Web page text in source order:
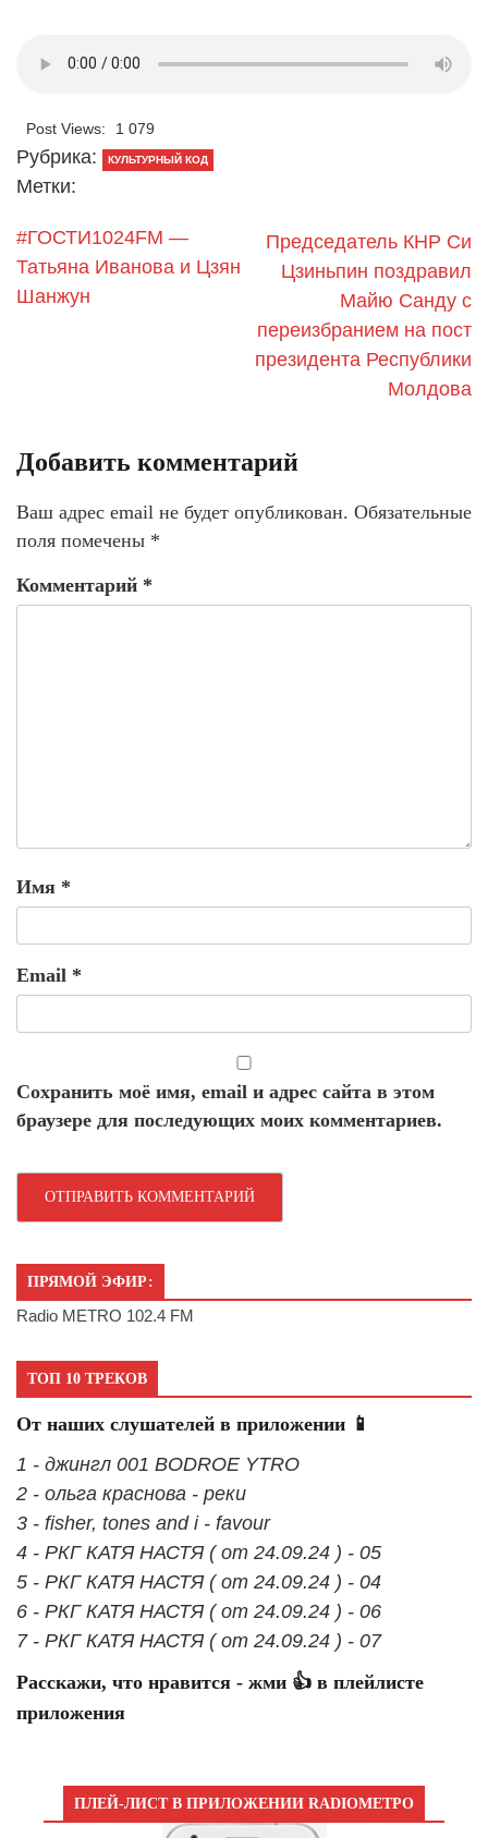
Post Views: 1 079
Рубрика: КУЛЬТУРНЫЙ КОД
Метки:
#ГОСТИ1024FM —
Татьяна Иванова и Цзян
Шанжун
Председатель КНР Си
Цзиньпин поздравил
Майю Санду с
переизбранием на пост
президента Республики
Молдова
Добавить комментарий
Ваш адрес email не будет опубликован. Обязательные
поля помечены *
Комментарий *
Имя *
Email *
Сохранить моё имя, email и адрес сайта в этом
браузере для последующих моих комментариев.
ПРЯМОЙ ЭФИР:
Radio METRO 102.4 FM
ТОП 10 ТРЕКОВ
От наших слушателей в приложении 📱
1 - джингл 001 BODROE YTRO
2 - ольга краснова - реки
3 - fisher, tones and i - favour
4 - РКГ КАТЯ НАСТЯ ( от 24.09.24 ) - 05
5 - РКГ КАТЯ НАСТЯ ( от 24.09.24 ) - 04
6 - РКГ КАТЯ НАСТЯ ( от 24.09.24 ) - 06
7 - РКГ КАТЯ НАСТЯ ( от 24.09.24 ) - 07
Расскажи, что нравится - жми 👍 в плейлисте
приложения
ПЛЕЙ-ЛИСТ В ПРИЛОЖЕНИИ RADIOМЕТРО